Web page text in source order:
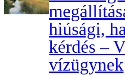
hiúsági,
kérdés –
vízügynek